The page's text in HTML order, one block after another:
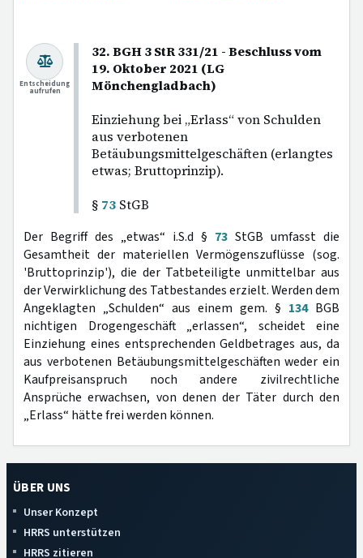
32. BGH 3 StR 331/21 - Beschluss vom
19. Oktober 2021 (LG
Mönchengladbach)
Einziehung bei „Erlass“ von Schulden
aus verbotenen
Betäubungsmittelgeschäften (erlangtes
etwas; Bruttoprinzip).
§ 73 StGB
Entscheidung
aufrufen
Der Begriff des „etwas“ i.S.d § 73 StGB umfasst die
Gesamtheit der materiellen Vermögenszuflüsse (sog.
'Bruttoprinzip'), die der Tatbeteiligte unmittelbar aus
der Verwirklichung des Tatbestandes erzielt. Werden dem
Angeklagten „Schulden“ aus einem gem. § 134BGB
nichtigen Drogengeschäft „erlassen“, scheidet eine
Einziehung eines entsprechenden Geldbetrages aus, da
aus verbotenen Betäubungsmittelgeschäften weder ein
Kaufpreisanspruch noch andere zivilrechtliche
Ansprüche erwachsen, von denen der Täter durch den
„Erlass“ hätte frei werden können.
ÜBER UNS
Unser Konzept
HRRS unterstützen
HRRS zitieren